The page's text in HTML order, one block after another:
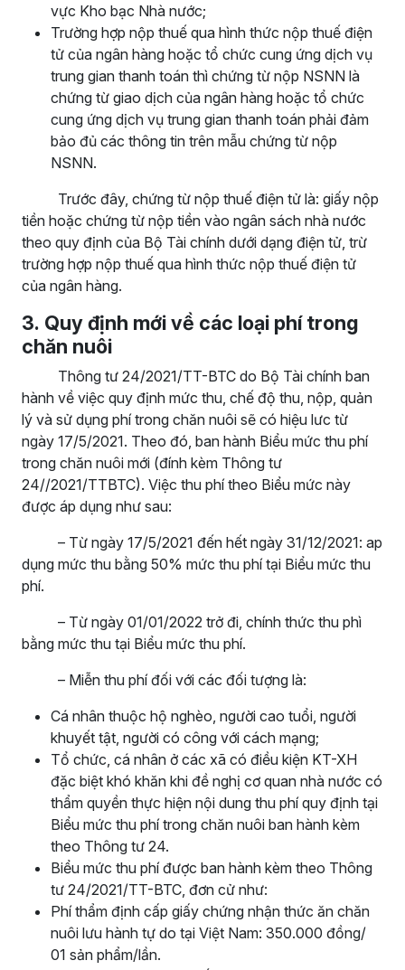
vực Kho bạc Nhà nước;
Trường hợp nộp thuế qua hình thức nộp thuế điện
tử của ngân hàng hoặc tổ chức cung ứng dịch vụ
trung gian thanh toán thì chứng từ nộp NSNN là
chứng từ giao dịch của ngân hàng hoặc tổ chức
cung ứng dịch vụ trung gian thanh toán phải đảm
bảo đủ các thông tin trên mẫu chứng từ nộp
NSNN.
Trước đây, chứng từ nộp thuế điện tử là: giấy nộp
tiền hoặc chứng từ nộp tiền vào ngân sách nhà nước
theo quy định của Bộ Tài chính dưới dạng điện tử, trừ
trường hợp nộp thuế qua hình thức nộp thuế điện tử
của ngân hàng.
3. Quy định mới về các loại phí trong
chăn nuôi
Thông tư 24/2021/TT-BTC do Bộ Tài chính ban
hành về việc quy định mức thu, chế độ thu, nộp, quản
lý và sử dụng phí trong chăn nuôi sẽ có hiệu lưc từ
ngày 17/5/2021. Theo đó, ban hành Biểu mức thu phí
trong chăn nuôi mới (đính kèm Thông tư
24//2021/TTBTC). Việc thu phí theo Biểu mức này
được áp dụng như sau:
– Từ ngày 17/5/2021 đến hết ngày 31/12/2021: ap
dụng mức thu bằng 50% mức thu phí tại Biểu mức thu
phí.
– Từ ngày 01/01/2022 trở đi, chính thức thu phì
bằng mức thu tại Biểu mức thu phí.
– Miễn thu phí đối với các đối tượng là:
Cá nhân thuộc hộ nghèo, người cao tuổi, người
khuyết tật, người có công với cách mạng;
Tổ chức, cá nhân ở các xã có điều kiện KT-XH
đặc biệt khó khăn khi đề nghị cơ quan nhà nước có
thẩm quyền thực hiện nội dung thu phí quy định tại
Biểu mức thu phí trong chăn nuôi ban hành kèm
theo Thông tư 24.
Biểu mức thu phí được ban hành kèm theo Thông
tư 24/2021/TT-BTC, đơn cử như:
Phí thẩm định cấp giấy chứng nhận thức ăn chăn
nuôi lưu hành tự do tại Việt Nam: 350.000 đồng/
01 sản phẩm/lần.